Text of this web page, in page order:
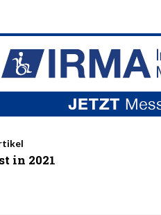
in 2021